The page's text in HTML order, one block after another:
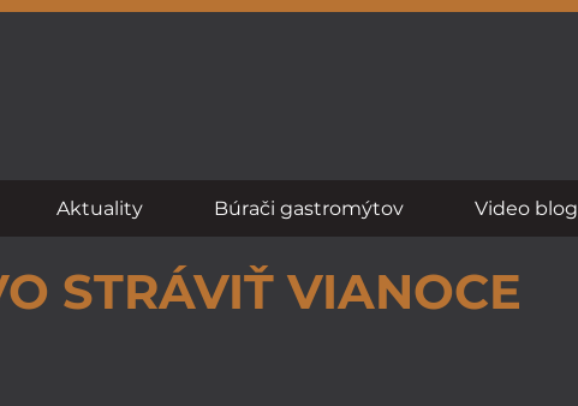
Aktuality Búrači gastromýtov Video blog
STRÁVIŤ VIANOCE